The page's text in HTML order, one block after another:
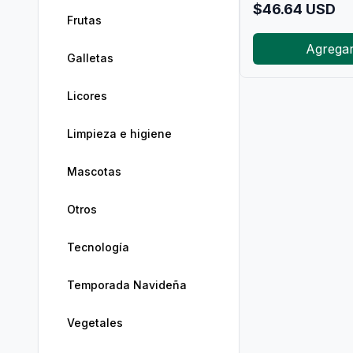
Frutas
Galletas
Licores
Limpieza e higiene
Mascotas
Otros
Tecnología
Temporada Navideña
Vegetales
$46.64 USD